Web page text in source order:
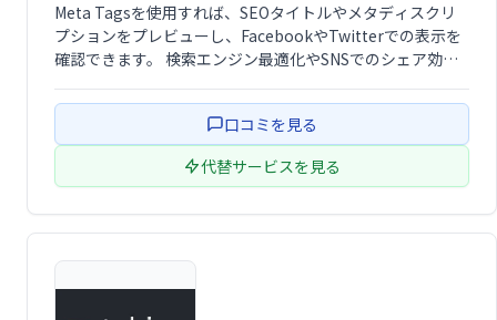
Meta Tagsを使用すれば、SEOタイトルやメタディスクリ
プションをプレビューし、FacebookやTwitterでの表示を
確認できます。 検索エンジン最適化やSNSでのシェア効果
支援します。 Webサイトの表示を最適化し、集客効果の向
口コミを見る
代替サービスを見る